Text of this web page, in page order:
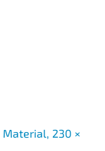
Material, 230 ×